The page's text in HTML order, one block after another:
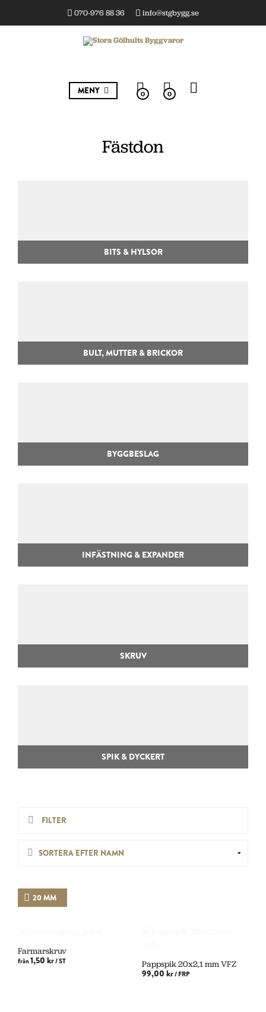
070-976 88 36 info@stgbygg.se
MENY 0 0
Fästdon
BITS & HYLSOR
BULT, MUTTER & BRICKOR
BYGGBESLAG
INFÄSTNING & EXPANDER
SKRUV
SPIK & DYCKERT
FILTER
20 MM
Farmarskruv
från1,50 kr/ ST Pappspik 20x2,1 mm VFZ
99,00 kr/ FRP